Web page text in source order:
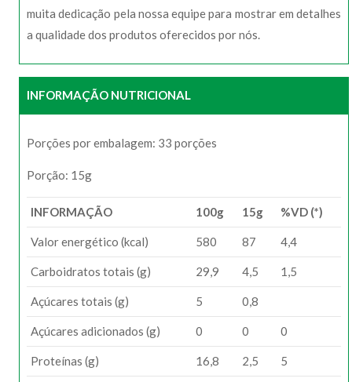
muita dedicação pela nossa equipe para mostrar em detalhes
a qualidade dos produtos oferecidos por nós.
INFORMAÇÃO NUTRICIONAL
Porções por embalagem: 33 porções
Porção: 15g
INFORMAÇÃO 100g 15g %VD (*)
Valor energético (kcal) 580 87 4,4
Carboidratos totais (g) 29,9 4,5 1,5
Açúcares totais (g) 5 0,8
Açúcares adicionados (g) 0 0 0
Proteínas (g) 16,8 2,5 5